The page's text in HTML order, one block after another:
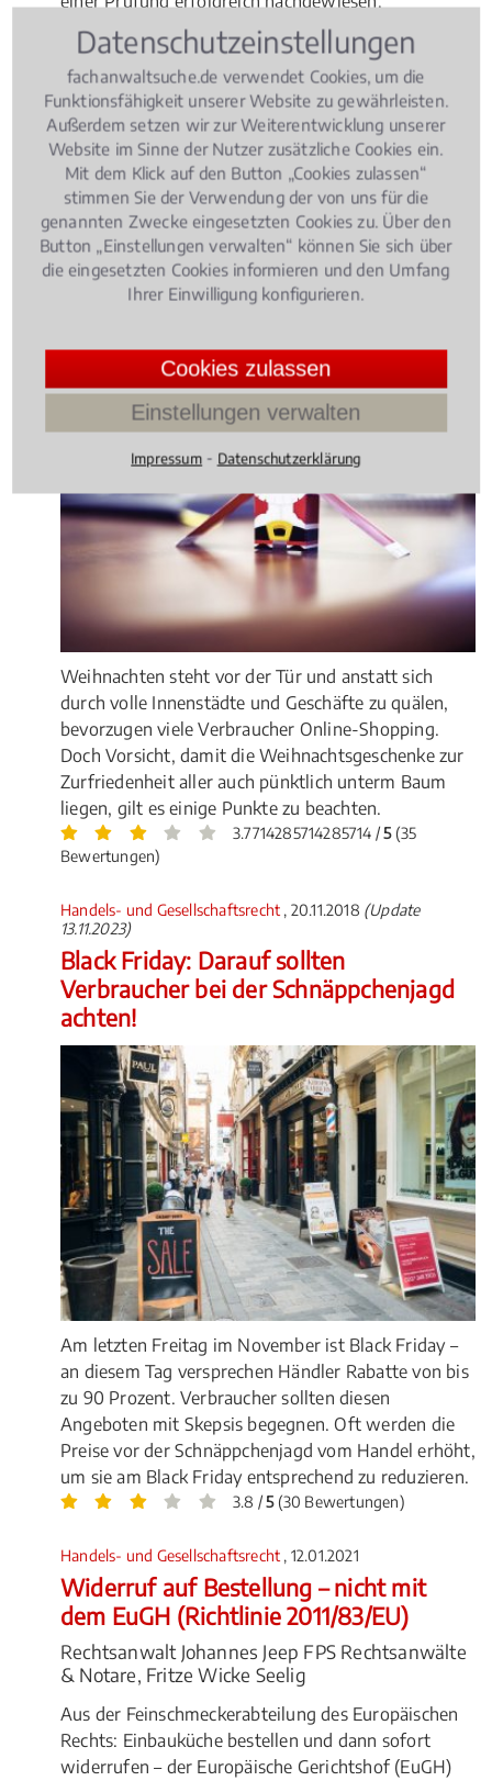
Fachanwälte für Handelsrecht
Gesellschaftsrecht
müssen sich übrigens nach ihrer Ernennung jährlich
fortbilden. Sie dürfen auch nur in ingesamt drei
Rechtsgebieten den Titel "Fachanwalt" erwerben.
Rechtsbeiträge zu Werkvertrag
Handels- und Gesellschaftsrecht, 07.12.2015(Update
16.12.2024)
sollten Verbraucher achten!
Weihnachten steht vor der Tür und anstatt sich
durch volle Innenstädte und Geschäfte zu quälen,
bevorzugen viele Verbraucher Online-Shopping.
Doch Vorsicht, damit die Weihnachtsgeschenke zur
Zurfriedenheit aller auch pünktlich unterm Baum
liegen, gilt es einige Punkte zu beachten.
3.7714285714285714 /5(35
Bewertungen)
Handels- und Gesellschaftsrecht , 20.11.2018 (Update
13.11.2023)
Black Friday: Darauf sollten
Verbraucher bei der Schnäppchenjagd
achten!
Am letzten Freitag im November ist Black Friday –
an diesem Tag versprechen Händler Rabatte von bis
zu 90 Prozent. Verbraucher sollten diesen
Angeboten mit Skepsis begegnen. Oft werden die
Preise vor der Schnäppchenjagd vom Handel erhöht,
um sie am Black Friday entsprechend zu reduzieren.
3.8 /5(30 Bewertungen)
Handels- und Gesellschaftsrecht , 12.01.2021
Widerruf auf Bestellung – nicht mit
dem EuGH (Richtlinie 2011/83/EU)
Rechtsanwalt Johannes Jeep FPS Rechtsanwälte
& Notare, Fritze Wicke Seelig
Aus der Feinschmeckerabteilung des Europäischen
Rechts: Einbauküche bestellen und dann sofort
widerrufen – der Europäische Gerichtshof (EuGH)
Datenschutzeinstellungen
fachanwaltsuche.de verwendet Cookies, um die
Funktionsfähigkeit unserer Website zu gewährleisten.
Außerdem setzen wir zur Weiterentwicklung unserer
Website im Sinne der Nutzer zusätzliche Cookies ein.
Mit dem Klick auf den Button „Cookies zulassen“
stimmen Sie der Verwendung der von uns für die
genannten Zwecke eingesetzten Cookies zu. Über den
Button „Einstellungen verwalten“ können Sie sich über
die eingesetzten Cookies informieren und den Umfang
Ihrer Einwilligung konfigurieren.
Cookies zulassen
Einstellungen verwalten
Impressum ⁃ Datenschutzerklärung